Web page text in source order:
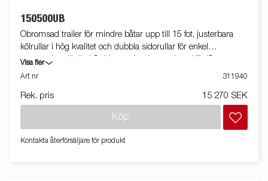
150500UB
Obromsad trailer för mindre båtar upp till 15 fot, justerbara
kölrullar i hög kvalitet och dubbla sidorullar för enkel
anpassning till din båt. Varmgalvaniserat chassi för lång
hållbarhet. Elen är helt skyddad i båttrailerns chassi. Vattentäta
lampor som inte behöver tas bort vid av- och pålastning av din
Visa fler
Art nr
311940
Rek. pris 15 270 SEK
Köp
Kontakta återförsäljare för produkt